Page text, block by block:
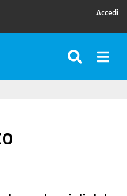
Accedi